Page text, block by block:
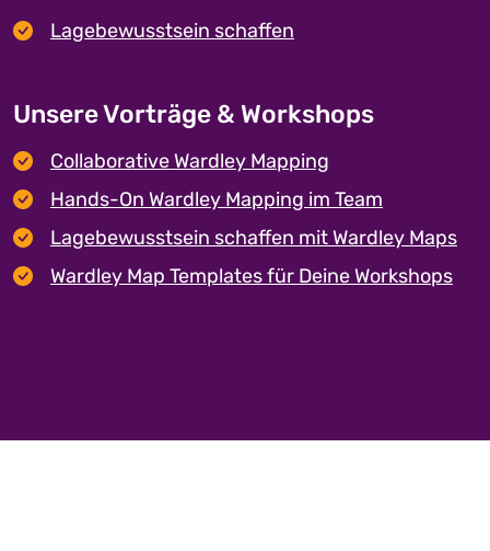
Lagebewusstsein schaffen
Unsere Vorträge & Workshops
Collaborative Wardley Mapping
Hands-On Wardley Mapping im Team
Lagebewusstsein schaffen mit Wardley Maps
Wardley Map Templates für Deine Workshops